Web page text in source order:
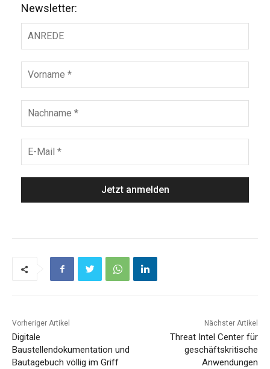
Newsletter:
Vorheriger Artikel
Digitale
Baustellendokumentation und
Bautagebuch völlig im Griff
Nächster Artikel
Threat Intel Center für
geschäftskritische
Anwendungen